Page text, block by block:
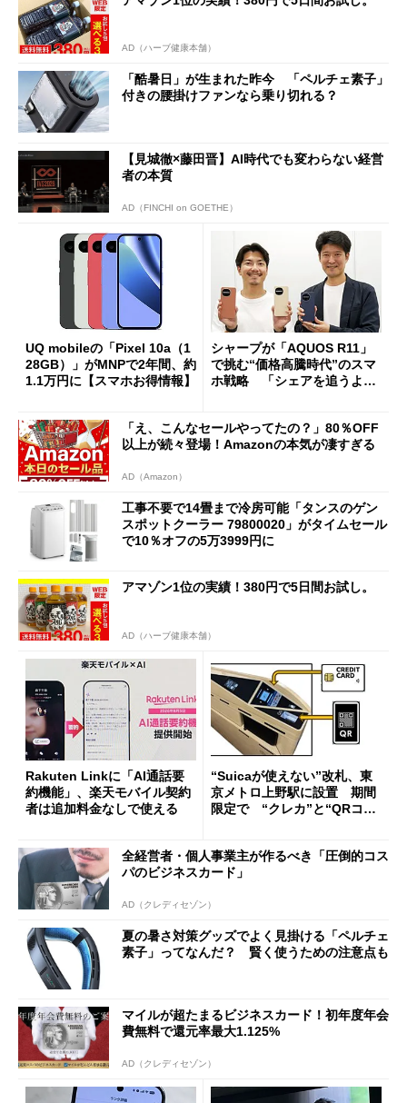
AD（ハーブ健康本舗）
「酷暑日」が生まれた昨今 「ペルチェ素子」
付きの腰掛けファンなら乗り切れる？
【見城徹×藤田晋】AI時代でも変わらない経営
者の本質
AD（FINCHI on GOETHE）
UQ mobileの「Pixel 10a（1
28GB）」がMNPで2年間、約
1.1万円に【スマホお得情報】
シャープが「AQUOS R11」
で挑む“価格高騰時代”のスマ
ホ戦略 「シェアを追うより
「え、こんなセールやってたの？」80％OFF
以上が続々登場！Amazonの本気が凄すぎる
AD（Amazon）
工事不要で14畳まで冷房可能「タンスのゲン
スポットクーラー 79800020」がタイムセール
で10％オフの5万3999円に
アマゾン1位の実績！380円で5日間お試し。
AD（ハーブ健康本舗）
Rakuten Linkに「AI通話要
約機能」、楽天モバイル契約
者は追加料金なしで使える
“Suicaが使えない”改札、東
京メトロ上野駅に設置 期間
限定で “クレカ”と“QRコー
全経営者・個人事業主が作るべき「圧倒的コス
パのビジネスカード」
AD（クレディセゾン）
夏の暑さ対策グッズでよく見掛ける「ペルチェ
素子」ってなんだ？ 賢く使うための注意点も
マイルが超たまるビジネスカード！初年度年会
費無料で還元率最大1.125%
AD（クレディセゾン）